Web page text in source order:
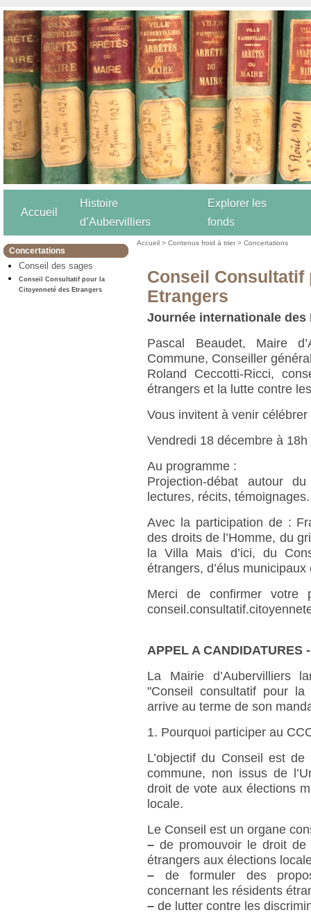
Accueil
Histoire
d’Aubervilliers
Explorer les
fonds
Concertations
Conseil des sages
Conseil Consultatif pour la
Citoyenneté des Etrangers
Accueil >Contenus froid à trier >Concertations
Conseil Consultatif
Etrangers
Journée internationale des
Pascal Beaudet, Maire
Commune, Conseiller
Roland Ceccotti-Ricci,
étrangers et la lutte contre
Vous invitent à venir
Vendredi 18 décembre à
Au programme :
Projection-débat autour
lectures, récits,
Avec la participation de :
des droits de l’Homme, du
la Villa Mais d’ici, du
étrangers, d’élus
Merci de confirmer
APPEL A CANDIDATURES
La Mairie d’Aubervilliers
"Conseil consultatif pour
arrive au terme de son
1. Pourquoi participer au
L’objectif du Conseil est
commune, non issus de
droit de vote aux élections
locale.
Le Conseil est un organe
– de promouvoir le droit de
étrangers aux élections
– de formuler des
concernant les résidents
– de lutter contre les